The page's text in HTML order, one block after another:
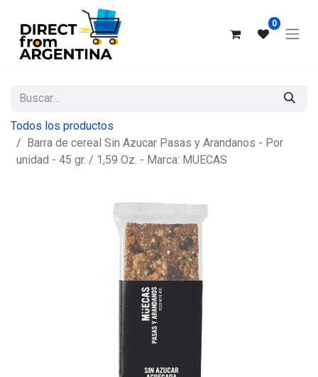
0
Todos los productos
Barra de cereal Sin Azucar Pasas y Arandanos - Por
unidad - 45 gr. / 1,59 Oz. - Marca: MUECAS